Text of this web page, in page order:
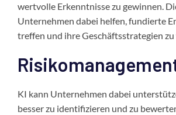
wertvolle Erkenntnisse zu gewinnen.
Unternehmen dabei helfen, fundierte
treffen und ihre Geschäftsstrategien zu
KI kann Unternehmen dabei
besser zu identifizieren und zu